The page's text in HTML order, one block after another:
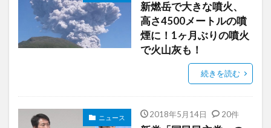
新燃岳で大きな噴火、
高さ4500メートルの噴
煙に！1ヶ月ぶりの噴火
で火山灰も！
続きを読む
ニュース 2018年5月14日 20件